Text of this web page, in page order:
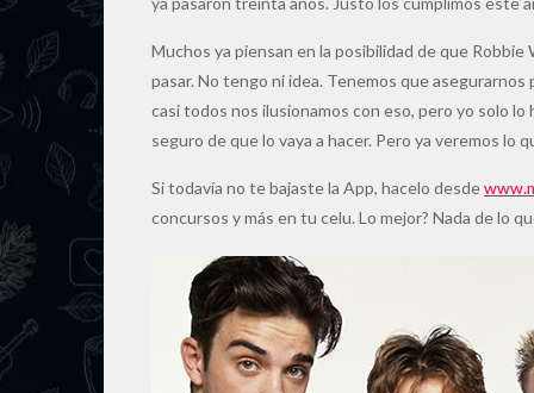
Muchos ya piensan en la posibilidad de que Robbie
pasar. No tengo ni idea. Tenemos que
casi todos nos ilusionamos con eso, pero yo solo
seguro de que lo vaya a hacer. Pero ya veremos lo
Si todavía no te bajaste la App, hacelo desde
concursos y más en tu celu. Lo mejor? Nada de lo